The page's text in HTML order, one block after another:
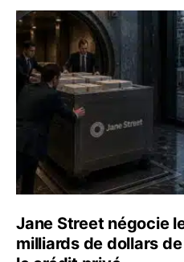
Jane Street négocie le
Jane Street négocie
milliards de dollars